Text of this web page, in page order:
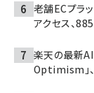
老舗ECプラッ
アクセス、
楽天の最新
Optimism」